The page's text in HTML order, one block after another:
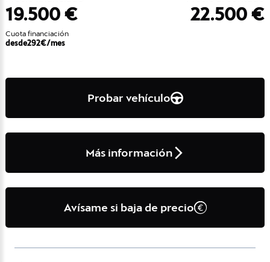
19.500 €
Cuota financiación
desde292€/mes
22.500 €
Probar vehículo
Más información
Avísame si baja de precio